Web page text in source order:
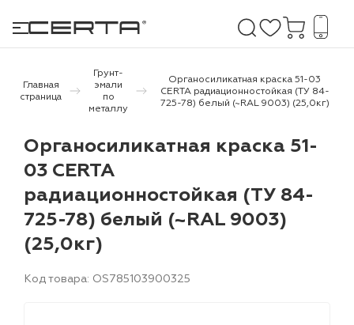
покрытия
и дачи
бетону,
металлу
Главная
страница
Грунт-
эмали
по
металлу
Органосиликатная краска 51-03
CERTA радиационностойкая (ТУ 84-
725-78) белый (~RAL 9003) (25,0кг)
Органосиликатная краска 51-
03 CERTA
радиационностойкая (ТУ 84-
725-78) белый (~RAL 9003)
(25,0кг)
Код товара: OS785103900325